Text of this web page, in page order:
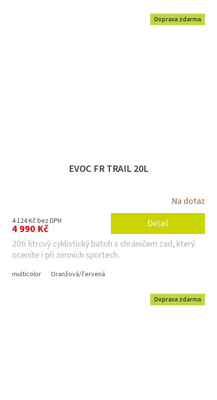
Doprava zdarma
EVOC FR TRAIL 20L
Na dotaz
4 124 Kč bez DPH
4 990 Kč
Detail
20ti litrový cyklistický batoh s chráničem zad, který
oceníte i při zimních sportech.
multicolor Oranžová/červená
Doprava zdarma